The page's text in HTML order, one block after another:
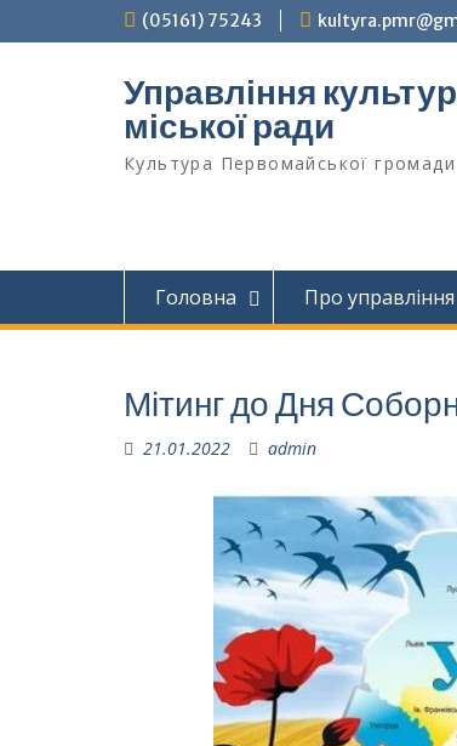
до
(05161) 75243
Управління
міської ради
Культура Первомайcької громади
Головна Про управління
Мітинг до Дня
21.01.2022 admin